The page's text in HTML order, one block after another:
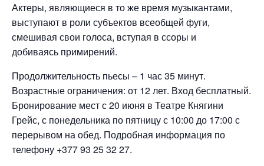
Актеры, являющиеся в то же время музыкантами,
выступают в роли субъектов всеобщей фуги,
смешивая свои голоса, вступая в ссоры и
добиваясь примирений.
Продолжительность пьесы – 1 час 35 минут.
Возрастные ограничения: от 12 лет. Вход бесплатный.
Бронирование мест с 20 июня в Театре Княгини
Грейс, с понедельника по пятницу с 10:00 до 17:00 с
перерывом на обед. Подробная информация по
телефону +377 93 25 32 27.